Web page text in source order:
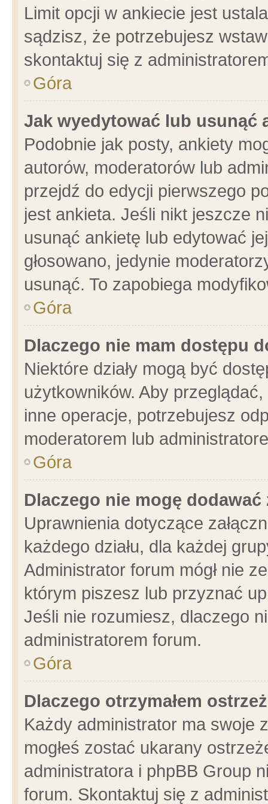
Limit opcji w ankiecie jest
sądzisz, że potrzebujesz
skontaktuj się z
Góra
Jak wyedytować lub usunąć
Podobnie jak posty, ankiety
autorów, moderatorów lub
przejdź do edycji pierwszego
jest ankieta. Jeśli nikt jeszcze
usunąć ankietę lub edytować
głosowano, jedynie
usunąć. To zapobiega
Góra
Dlaczego nie mam dostępu
Niektóre działy mogą być
użytkowników. Aby
inne operacje, potrzebujesz
moderatorem lub
Góra
Dlaczego nie mogę dodawać
Uprawnienia dotyczące
każdego działu, dla każdej
Administrator forum mógł nie
którym piszesz lub przyznać
Jeśli nie rozumiesz, dlaczego
administratorem forum.
Góra
Dlaczego otrzymałem
Każdy administrator ma swoje
mogłeś zostać ukarany
administratora i phpBB Group
forum. Skontaktuj się z